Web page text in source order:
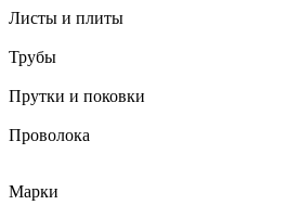
Листы и плиты
Трубы
Прутки и поковки
Проволока
Марки